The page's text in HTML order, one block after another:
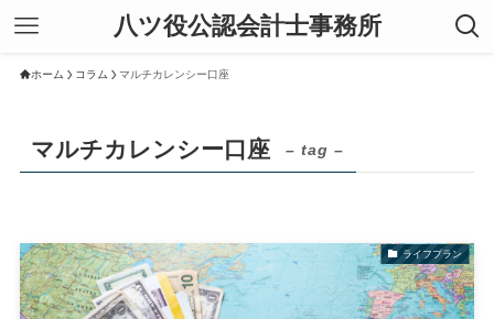
八ツ役公認会計士事務所
ホーム コラム マルチカレンシー口座
マルチカレンシー口座 – tag –
ライフプラン